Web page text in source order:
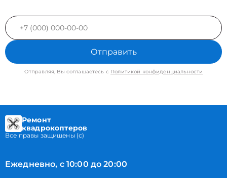
Отправить
Отправляя, Вы соглашаетесь с Политикой конфиденциальности
Ремонт
квадрокоптеров
Все правы защищены (с)
Ежедневно, с 10:00 до 20:00